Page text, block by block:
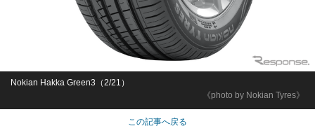
《photo by Nokian Tyres》
Nokian Hakka Green3（2/21）
この記事へ戻る